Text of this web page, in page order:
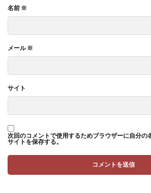
名前 ※
メール※
サイト
次回のコメントで使用するためブラウザーに自分の
サイトを保存する。